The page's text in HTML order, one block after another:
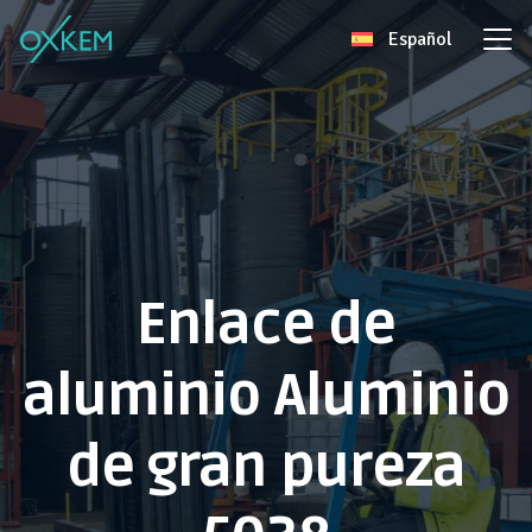
Skip
to
content
Español
Enlace de
aluminio Aluminio
de gran pureza